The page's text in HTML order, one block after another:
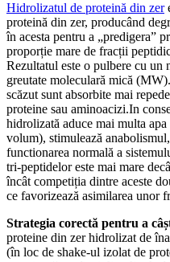
Hidrolizatul de proteină din zer
proteină din zer, producând
în acesta pentru a „predigera”
proporție mare de fracții
Rezultatul este o pulbere cu un
greutate moleculară mică
scăzut sunt absorbite mai
proteine sau aminoacizi.In
hidrolizată aduce mai multa
volum), stimulează
functionarea normală a
tri-peptidelor este mai mare
încât competiția dintre aceste
ce favorizează asimilarea unor
Strategia corectă pentru a
proteine din zer hidrolizat de
(în loc de shake-ul izolat de